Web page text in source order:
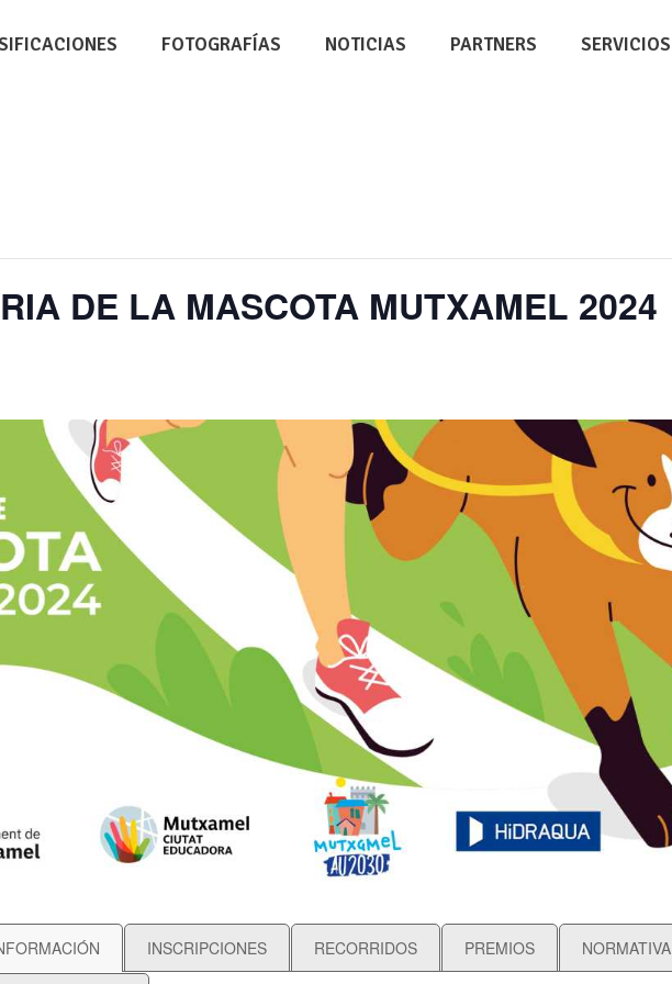
FOTOGRAFÍAS NOTICIAS PARTNERS SERVICIOS
DE LA MASCOTA MUTXAMEL 2024
INSCRIPCIONES RECORRIDOS PREMIOS NORMATIVA